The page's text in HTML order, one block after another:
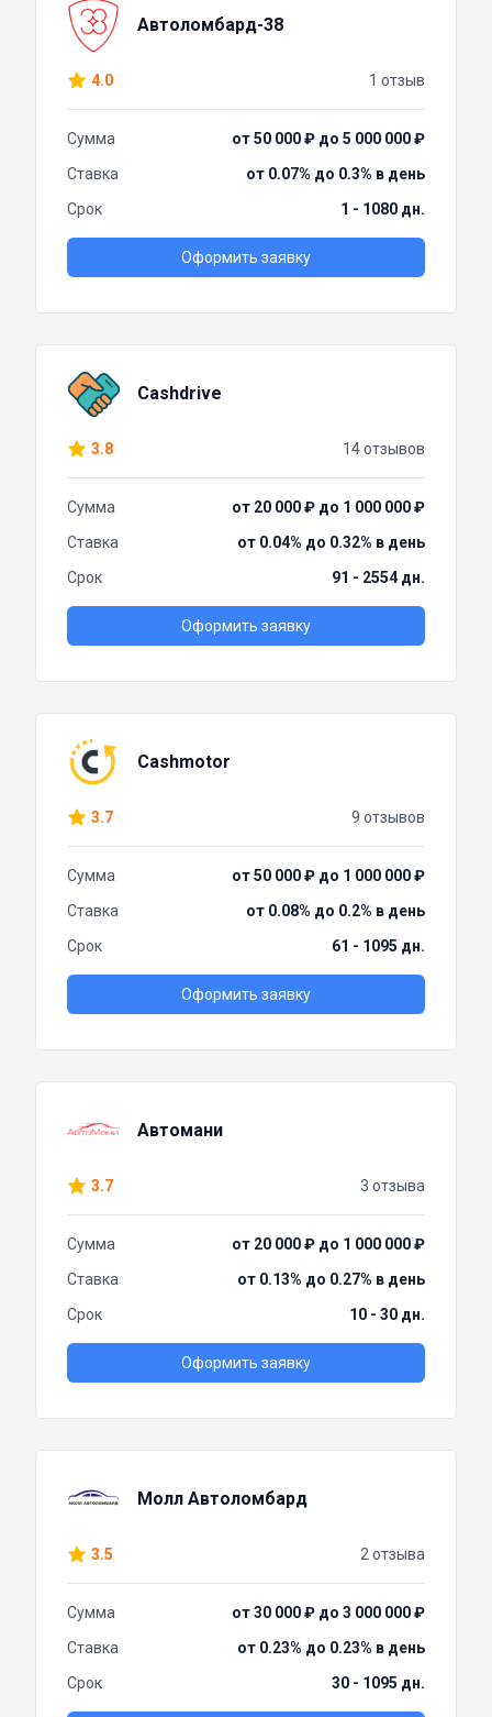
Автоломбард-38
4.0 1 отзыв
Сумма
от 50 000 ₽ до 5 000 000 ₽
Ставка
от 0.07% до 0.3% в день
Срок
1 - 1080 дн.
Оформить заявку
Cashdrive
3.8 14 отзывов
Сумма
от 20 000 ₽ до 1 000 000 ₽
Ставка
от 0.04% до 0.32% в день
Срок
91 - 2554 дн.
Оформить заявку
Cashmotor
3.7 9 отзывов
Сумма
от 50 000 ₽ до 1 000 000 ₽
Ставка
от 0.08% до 0.2% в день
Срок
61 - 1095 дн.
Оформить заявку
Автомани
3.7 3 отзыва
Сумма
от 20 000 ₽ до 1 000 000 ₽
Ставка
от 0.13% до 0.27% в день
Срок
10 - 30 дн.
Оформить заявку
Молл Автоломбард
3.5 2 отзыва
Сумма
от 30 000 ₽ до 3 000 000 ₽
Ставка
от 0.23% до 0.23% в день
Срок
30 - 1095 дн.